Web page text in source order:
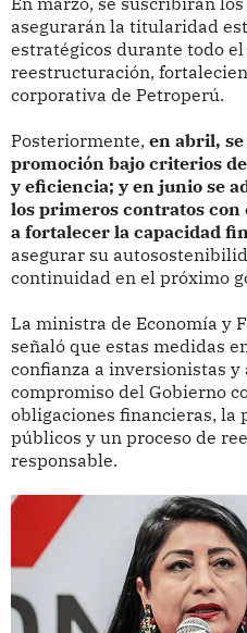
asegurarán la titularidad
estratégicos durante todo el
reestructuración,
corporativa de Petroperú.
Posteriormente, en abril,
promoción bajo criterios
y eficiencia; y en junio se
los primeros contratos
a fortalecer la capacidad
asegurar su
continuidad en el próximo
La ministra de Economía y
señaló que estas medidas
confianza a inversionistas
compromiso del Gobierno
obligaciones financieras, la
públicos y un proceso de
responsable.